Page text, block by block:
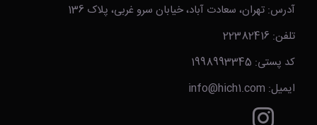
آدرس: تهران، سعادت آباد، خیابان سرو غربی، پلاک 136
تلفن: 22382416
کد پستی: 1998993345
ایمیل: info@hich1.com